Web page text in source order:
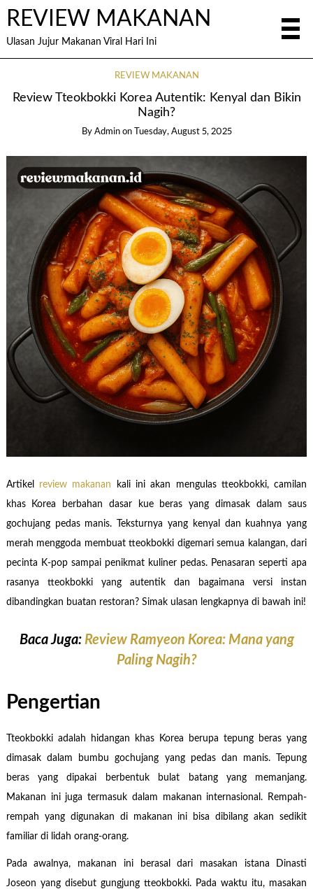
REVIEW MAKANAN
Ulasan Jujur Makanan Viral Hari Ini
REVIEW MAKANAN
Review Tteokbokki Korea Autentik: Kenyal dan Bikin
Nagih?
By Admin on Tuesday, August 5, 2025
Artikel review makanan kali ini akan mengulas tteokbokki, camilan
khas Korea berbahan dasar kue beras yang dimasak dalam saus
gochujang pedas manis. Teksturnya yang kenyal dan kuahnya yang
merah menggoda membuat tteokbokki digemari semua kalangan, dari
pecinta K-pop sampai penikmat kuliner pedas. Penasaran seperti apa
rasanya tteokbokki yang autentik dan bagaimana versi instan
dibandingkan buatan restoran? Simak ulasan lengkapnya di bawah ini!
Baca Juga: Review Ramyeon Korea: Mana yang
Paling Nagih?
Pengertian
Tteokbokki adalah hidangan khas Korea berupa tepung beras yang
dimasak dalam bumbu gochujang yang pedas dan manis. Tepung
beras yang dipakai berbentuk bulat batang yang memanjang.
Makanan ini juga termasuk dalam makanan internasional. Rempah-
rempah yang digunakan di makanan ini bisa dibilang akan sedikit
familiar di lidah orang-orang.
Pada awalnya, makanan ini berasal dari masakan istana Dinasti
Joseon yang disebut gungjung tteokbokki. Pada waktu itu, masakan